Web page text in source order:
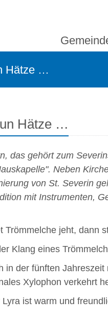
Hätze …
Hätze …
das gehört zum
Neben
von St. Severin
mit Instrumenten,
Trömmelche jeht, dann
Klang eines
in der fünften
Xylophon verkehrt
ist warm und